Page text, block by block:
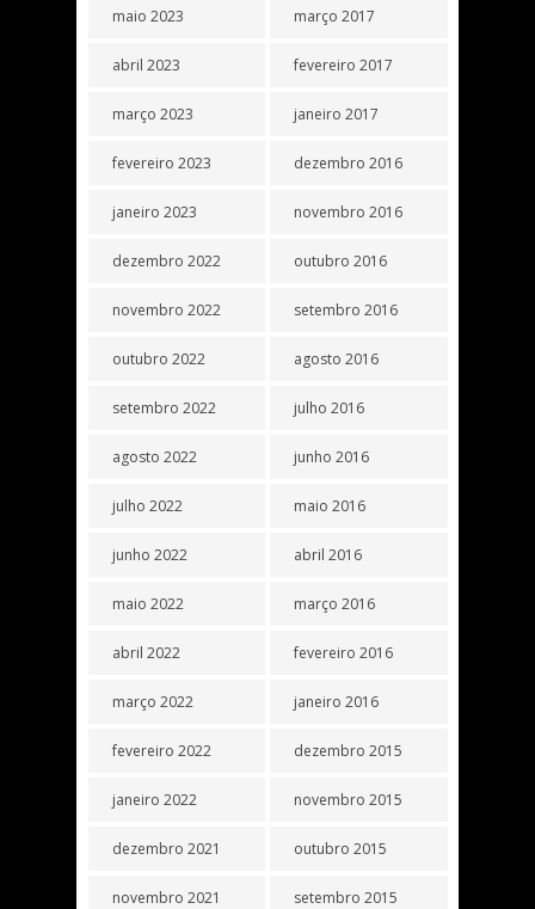
maio 2023
abril 2023
março 2023
fevereiro 2023
janeiro 2023
dezembro 2022
novembro 2022
outubro 2022
setembro 2022
agosto 2022
julho 2022
junho 2022
maio 2022
abril 2022
março 2022
fevereiro 2022
janeiro 2022
dezembro 2021
novembro 2021
março 2017
fevereiro 2017
janeiro 2017
dezembro 2016
novembro 2016
outubro 2016
setembro 2016
agosto 2016
julho 2016
junho 2016
maio 2016
abril 2016
março 2016
fevereiro 2016
janeiro 2016
dezembro 2015
novembro 2015
outubro 2015
setembro 2015